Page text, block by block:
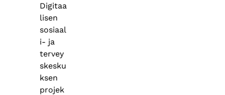
Digitaa
lisen
sosiaal
i- ja
tervey
skesku
ksen
projek